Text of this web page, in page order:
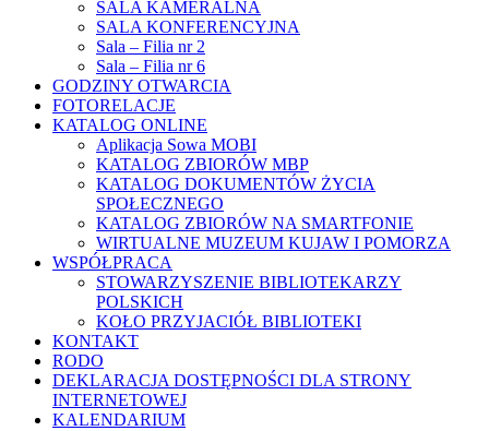
SALA KAMERALNA
SALA KONFERENCYJNA
Sala – Filia nr 2
Sala – Filia nr 6
GODZINY OTWARCIA
FOTORELACJE
KATALOG ONLINE
Aplikacja Sowa MOBI
KATALOG ZBIORÓW MBP
KATALOG DOKUMENTÓW ŻYCIA
SPOŁECZNEGO
KATALOG ZBIORÓW NA SMARTFONIE
WIRTUALNE MUZEUM KUJAW I POMORZA
WSPÓŁPRACA
STOWARZYSZENIE BIBLIOTEKARZY
POLSKICH
KOŁO PRZYJACIÓŁ BIBLIOTEKI
KONTAKT
RODO
DEKLARACJA DOSTĘPNOŚCI DLA STRONY
INTERNETOWEJ
KALENDARIUM